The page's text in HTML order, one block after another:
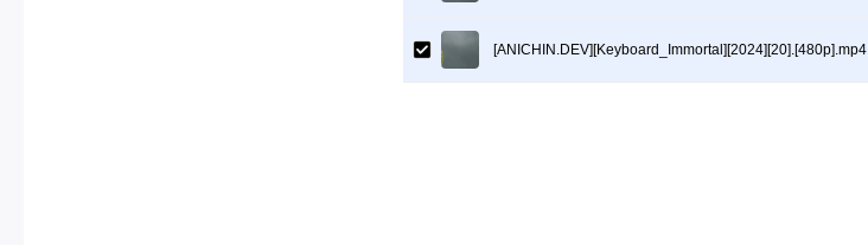
[ANICHIN.DEV][Keyboard_Immortal][2024][20].[480p].mp4